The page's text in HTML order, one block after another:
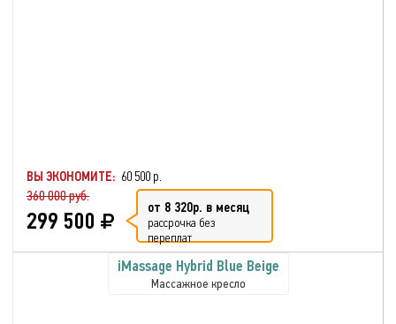
ВЫ ЭКОНОМИТЕ: 60 500 р.
360 000 руб.
299 500 от 8 320р. в месяц
рассрочка без
переплат
iMassage Hybrid Blue Beige
Массажное кресло